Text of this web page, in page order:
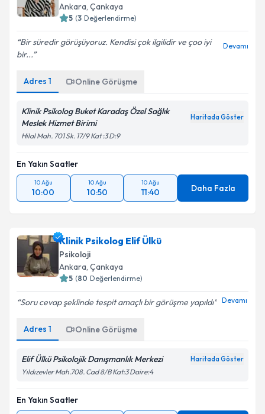
Ankara, Çankaya
5 (3 Değerlendirme)
Bir süredir görüşüyoruz. Kendisi çok ilgilidir ve çoo iyi
bir...
Devamı
Adres 1 Online Görüşme
Klinik Psikolog Buket Karadaş Özel Sağlık
Meslek Hizmet Birimi
Haritada Göster
Hilal Mah. 701 Sk. 17/9 Kat :3 D:9
En Yakın Saatler
10 Ağu
10:00
10 Ağu
10:50
10 Ağu
11:40 Daha Fazla
Klinik Psikolog Elif Ülkü
Psikoloji
Ankara, Çankaya
5 (80 Değerlendirme)
Soru cevap şeklinde tespit amaçlı bir görüşme yapıldı Devamı
Adres 1 Online Görüşme
Elif Ülkü Psikolojik Danışmanlık Merkezi Haritada Göster
Yıldızevler Mah.708. Cad 8/B Kat:3 Daire:4
En Yakın Saatler